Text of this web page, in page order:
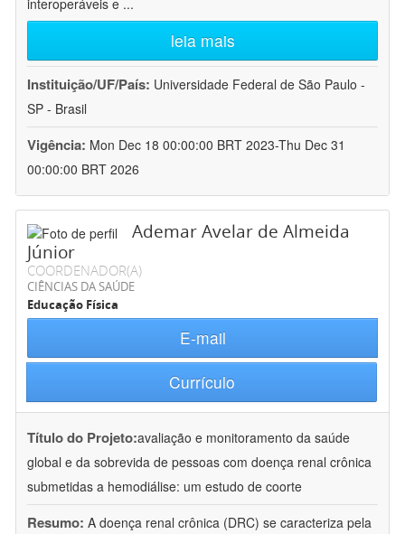
interoperáveis e ...
leia mais
Instituição/UF/País: Universidade Federal de São Paulo -
SP - Brasil
Vigência: Mon Dec 18 00:00:00 BRT 2023-Thu Dec 31
00:00:00 BRT 2026
Ademar Avelar de Almeida
Júnior
COORDENADOR(A)
CIÊNCIAS DA SAÚDE
Educação Física
E-mail
Currículo
Título do Projeto:avaliação e monitoramento da saúde
global e da sobrevida de pessoas com doença renal crônica
submetidas a hemodiálise: um estudo de coorte
Resumo: A doença renal crônica (DRC) se caracteriza pela